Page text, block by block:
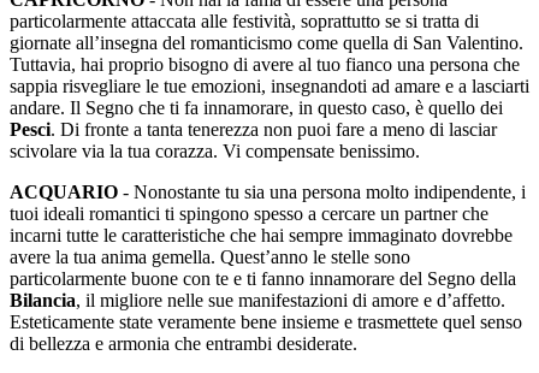
particolarmente attaccata alle festività, soprattutto se si tratta di
giornate all’insegna del romanticismo come quella di San Valentino.
Tuttavia, hai proprio bisogno di avere al tuo fianco una persona che
sappia risvegliare le tue emozioni, insegnandoti ad amare e a lasciarti
andare. Il Segno che ti fa innamorare, in questo caso, è quello dei
Pesci. Di fronte a tanta tenerezza non puoi fare a meno di lasciar
scivolare via la tua corazza. Vi compensate benissimo.
ACQUARIO - Nonostante tu sia una persona molto indipendente, i
tuoi ideali romantici ti spingono spesso a cercare un partner che
incarni tutte le caratteristiche che hai sempre immaginato dovrebbe
avere la tua anima gemella. Quest’anno le stelle sono
particolarmente buone con te e ti fanno innamorare del Segno della
Bilancia, il migliore nelle sue manifestazioni di amore e d’affetto.
Esteticamente state veramente bene insieme e trasmettete quel senso
di bellezza e armonia che entrambi desiderate.